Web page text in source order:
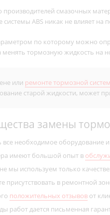
смазочных
системы ABS никак не влияет на
по которому можно
менять тормозную жидкость на
или ремонте тормозной
старой жидкости, может
замены
все необходимое оборудование
имеют большой опыт в
мы используем только
присутствовать в ремонтной
положительных отзывов от
работ дается письменная